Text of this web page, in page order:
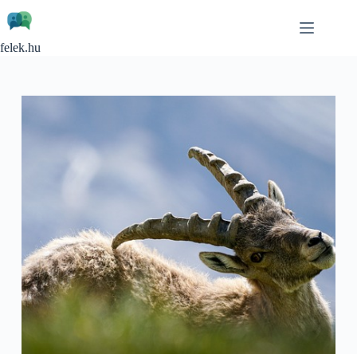
to
content
felek.hu